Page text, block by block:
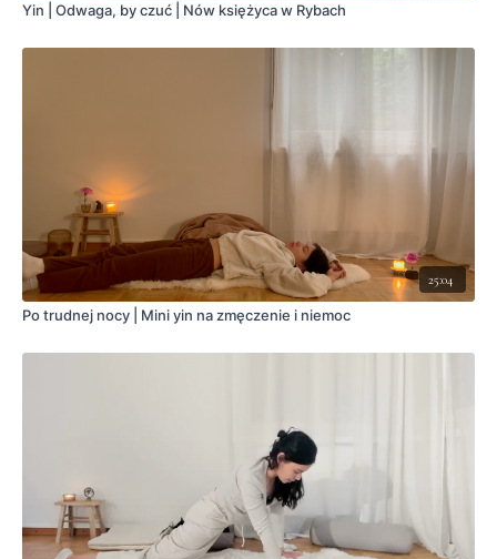
Yin | Odwaga, by czuć | Nów księżyca w Rybach
25:04
Po trudnej nocy | Mini yin na zmęczenie i niemoc